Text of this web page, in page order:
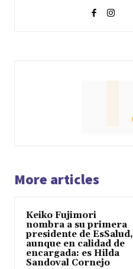
More articles
Keiko Fujimori
nombra a su primera
presidente de EsSalud,
aunque en calidad de
encargada: es Hilda
Sandoval Cornejo